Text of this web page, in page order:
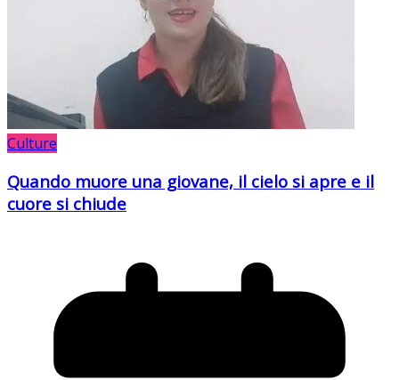
Culture
Quando muore una giovane, il cielo si apre e il
cuore si chiude